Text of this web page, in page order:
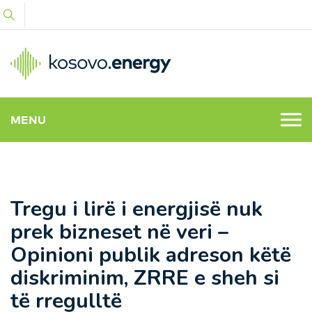
MENU
Tregu i lirë i energjisë nuk
prek bizneset në veri –
Opinioni publik adreson këtë
diskriminim, ZRRE e sheh si
të rregulltë